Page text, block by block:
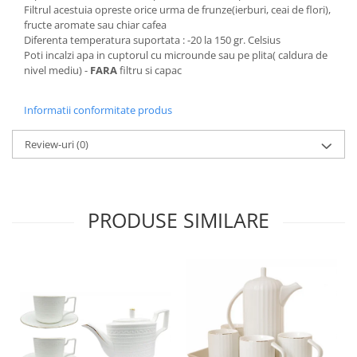
Filtrul acestuia opreste orice urma de frunze(ierburi, ceai de flori),
fructe aromate sau chiar cafea
Diferenta temperatura suportata : -20 la 150 gr. Celsius
Poti incalzi apa in cuptorul cu microunde sau pe plita( caldura de
nivel mediu) - FARAfiltru si capac
Informatii conformitate produs
Review-uri(0)
PRODUSE SIMILARE